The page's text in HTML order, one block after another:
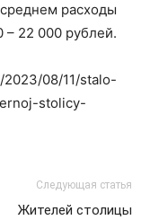
расходы
– 22 000 рублей.
08/11/stalo-
stolicy-
Следующая статья
Жителей столицы